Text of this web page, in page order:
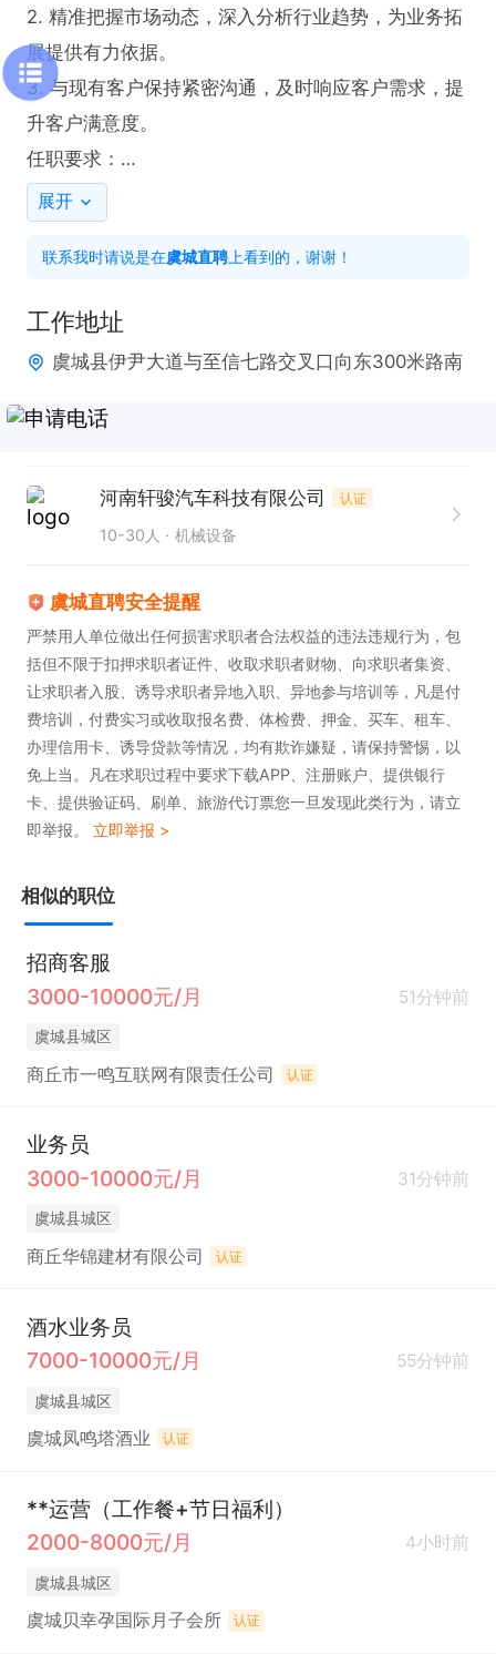
2. 精准把握市场动态，深入分析行业趋势，为业务拓
展提供有力依据。
3. 与现有客户保持紧密沟通，及时响应客户需求，提
升客户满意度。
任职要求：
1. 熟练掌握英语，具备流利的商务沟通能力，这是开
2. 拥有敏锐的市场洞察力，能够迅速捕捉潜在客户需
3. 具备出色的沟通协调能力，能与不同类型客户建立
良好合作关系。
工作时间：長白班
0000-15000元。诚邀有志之士加入，共创辉煌！
展开
联系我时请说是在虞城直聘 上看到的，谢谢！
工作地址
虞城县伊尹大道与至信七路交叉口向东300米路南
河南轩骏汽车科技有限公司 认证
10-30人 机械设备
虞城直聘安全提醒
严禁用人单位做出任何损害求职者合法权益的违法违规行为，包
括但不限于扣押求职者证件、收取求职者财物、向求职者集资、
让求职者入股、诱导求职者异地入职、异地参与培训等，凡是付
费培训，付费实习或收取报名费、体检费、押金、买车、租车、
办理信用卡、诱导贷款等情况，均有欺诈嫌疑，请保持警惕，以
免上当。凡在求职过程中要求下载APP、注册账户、提供银行
卡、提供验证码、刷单、旅游代订票您一旦发现此类行为，请立
即举报。 立即举报 >
相似的职位
招商客服
3000-10000元/月
51分钟前
虞城县城区
商丘市一鸣互联网有限责任公司 认证
业务员
3000-10000元/月
31分钟前
虞城县城区
商丘华锦建材有限公司 认证
酒水业务员
7000-10000元/月
55分钟前
虞城县城区
虞城凤鸣塔酒业 认证
**运营（工作餐+节日福利）
2000-8000元/月
4小时前
虞城县城区
虞城贝幸孕国际月子会所 认证